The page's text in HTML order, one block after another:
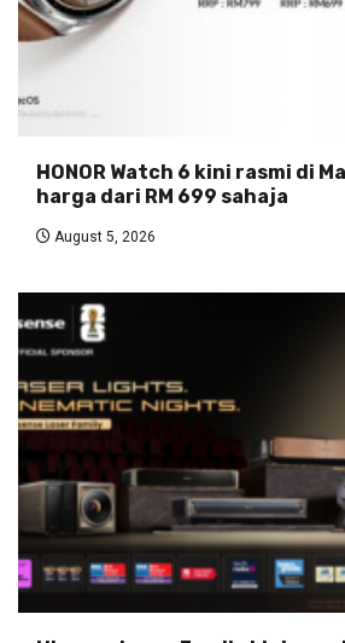
HONOR Watch 6 kini rasmi di
harga dari RM 699 sahaja
August 5, 2026